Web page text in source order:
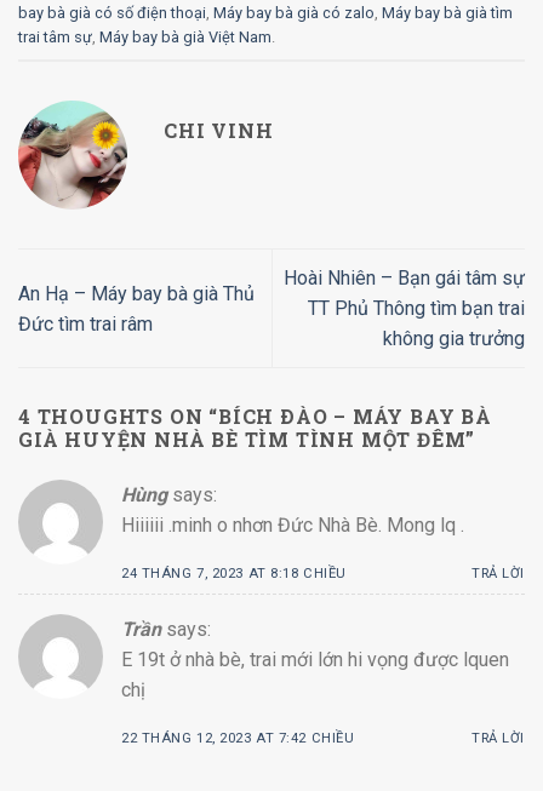
bay bà già có số điện thoại, Máy bay bà già có zalo, Máy bay bà già tìm
trai tâm sự, Máy bay bà già Việt Nam.
CHI VINH
An Hạ – Máy bay bà già Thủ
Đức tìm trai râm
Hoài Nhiên – Bạn gái tâm sự
TT Phủ Thông tìm bạn trai
không gia trưởng
4 THOUGHTS ON “BÍCH ÐÀO – MÁY BAY BÀ
GIÀ HUYỆN NHÀ BÈ TÌM TÌNH MỘT ĐÊM”
Hùng says:
Hiiiiii .minh o nhơn Đức Nhà Bè. Mong lq .
24 THÁNG 7, 2023 AT 8:18 CHIỀU TRẢ LỜI
Trần says:
E 19t ở nhà bè, trai mới lớn hi vọng được lquen
chị
22 THÁNG 12, 2023 AT 7:42 CHIỀU TRẢ LỜI